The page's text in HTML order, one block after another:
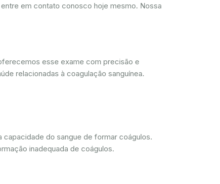
em contato conosco hoje mesmo. Nossa
esse exame com precisão e
relacionadas à coagulação sanguínea.
do sangue de formar coágulos.
inadequada de coágulos.